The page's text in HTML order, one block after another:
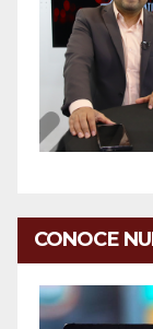
CONOCE